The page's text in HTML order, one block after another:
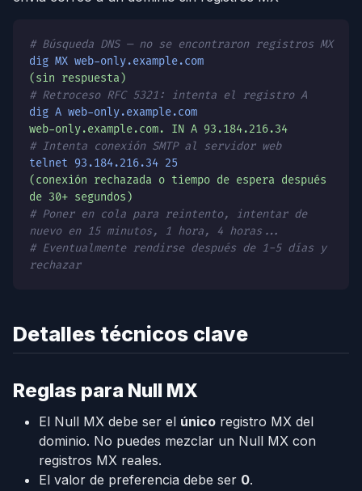
# Búsqueda DNS — no se encontraron registros MX
dig MX web-only.example.com
(sin respuesta)
# Retroceso RFC 5321: intenta el registro A
dig A web-only.example.com
web-only.example.com. IN A 93.184.216.34
# Intenta conexión SMTP al servidor web
telnet 93.184.216.34 25
(conexión rechazada o tiempo de espera después
de 30+ segundos)
# Poner en cola para reintento, intentar de
nuevo en 15 minutos, 1 hora, 4 horas...
# Eventualmente rendirse después de 1-5 días y
rechazar
Detalles técnicos clave
Reglas para Null MX
El Null MX debe ser el único registro MX del
dominio. No puedes mezclar un Null MX con
registros MX reales.
El valor de preferencia debe ser 0.